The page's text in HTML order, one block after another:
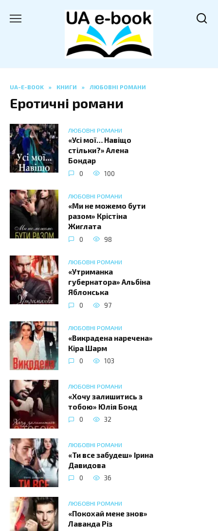
UA-E-BOOK » КНИГИ » ЛЮБОВНІ РОМАНИ
Еротичні романи
ЛЮБОВНІ РОМАНИ
«Усі мої… Навіщо
стільки?» Алена
Бондар
0 100
ЛЮБОВНІ РОМАНИ
«Ми не можемо бути
разом» Крістіна
Жиглата
0 98
ЛЮБОВНІ РОМАНИ
«Утриманка
губернатора» Альбіна
Яблонська
0 97
ЛЮБОВНІ РОМАНИ
«Викрадена наречена»
Кіра Шарм
0 103
ЛЮБОВНІ РОМАНИ
«Хочу залишитись з
тобою» Юлія Бонд
0 32
ЛЮБОВНІ РОМАНИ
«Ти все забудеш» Iрина
Давидова
0 36
ЛЮБОВНІ РОМАНИ
«Покохай мене знов»
Лаванда Різ